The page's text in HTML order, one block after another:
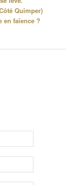
Quimper)
en faïence ?